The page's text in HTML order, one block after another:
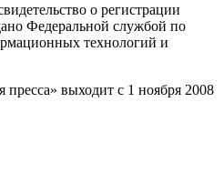
о регистрации
Федеральной службой по
технологий и
пресса» выходит с 1 ноября 2008